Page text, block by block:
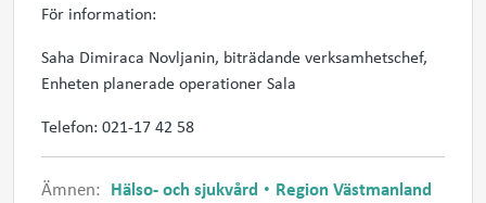
För information:
Saha Dimiraca Novljanin, biträdande verksamhetschef,
Enheten planerade operationer Sala
Telefon: 021-17 42 58
Ämnen: Hälso- och sjukvård Region Västmanland